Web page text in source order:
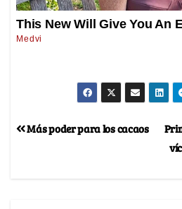
Más poder para los cacaos